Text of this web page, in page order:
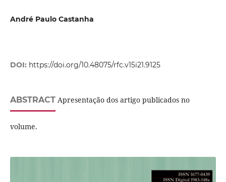
André Paulo Castanha
DOI: https://doi.org/10.48075/rfc.v15i21.9125
ABSTRACTApresentação dos artigo publicados no
volume.